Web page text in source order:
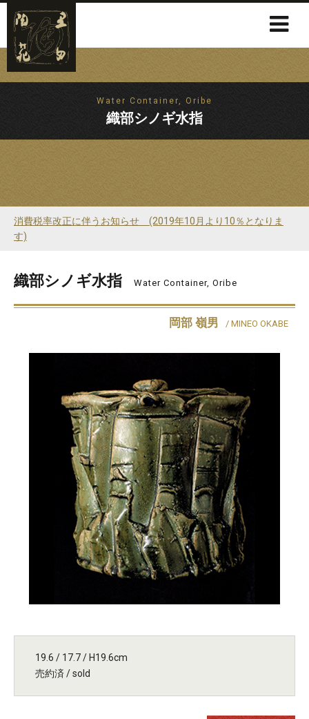
Water Container, Oribe
織部シノギ水指
消費税率改正に伴うお知らせ (2019年10月より10％となりま
す)
織部シノギ水指 Water Container, Oribe
岡部 嶺男 / MINEO OKABE
19.6 / 17.7 / H19.6cm
売約済 / sold